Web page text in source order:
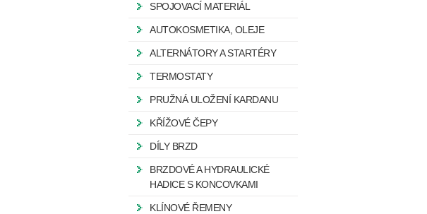
SPOJOVACÍ MATERIÁL
AUTOKOSMETIKA, OLEJE
ALTERNÁTORY A STARTÉRY
TERMOSTATY
PRUŽNÁ ULOŽENÍ KARDANU
KŘÍŽOVÉ ČEPY
DÍLY BRZD
BRZDOVÉ A HYDRAULICKÉ
HADICE S KONCOVKAMI
KLÍNOVÉ ŘEMENY